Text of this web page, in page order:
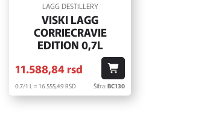
LAGG DESTILLERY
VISKI LAGG
CORRIECRAVIE
EDITION 0,7L
11.588,84rsd
0.7/1 L = 16.555,49RSD Šifra:BC130